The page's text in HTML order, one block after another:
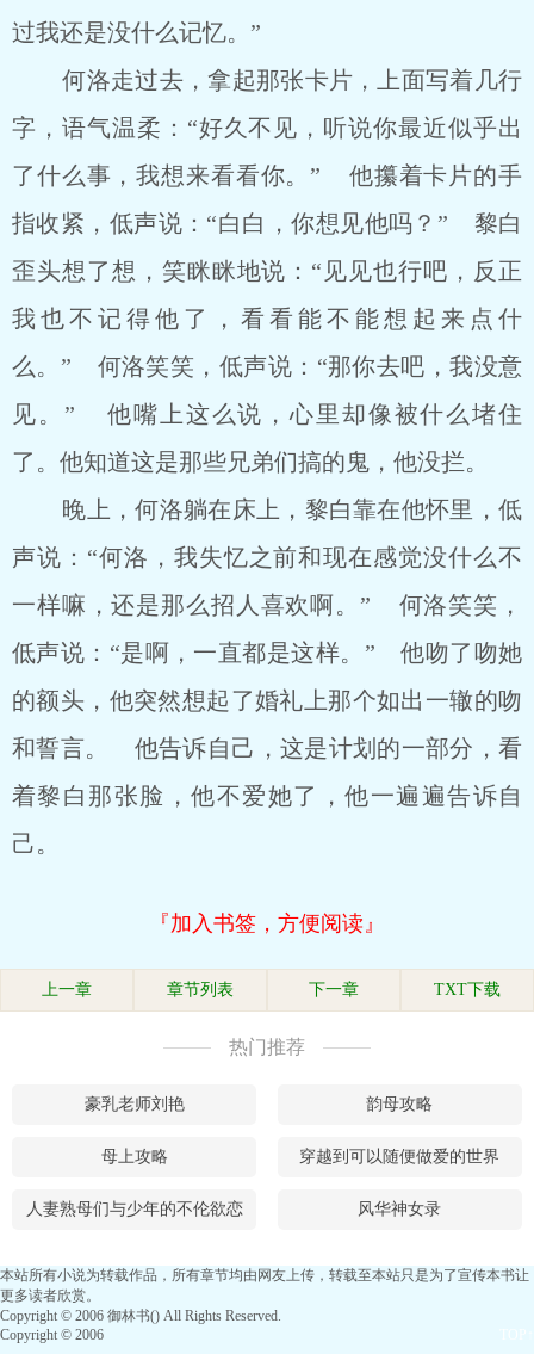
过我还是没什么记忆。”
何洛走过去，拿起那张卡片，上面写着几行
字，语气温柔：“好久不见，听说你最近似乎出
了什么事，我想来看看你。” 他攥着卡片的手
指收紧，低声说：“白白，你想见他吗？” 黎白
歪头想了想，笑眯眯地说：“见见也行吧，反正
我也不记得他了，看看能不能想起来点什
么。” 何洛笑笑，低声说：“那你去吧，我没意
见。” 他嘴上这么说，心里却像被什么堵住
了。他知道这是那些兄弟们搞的鬼，他没拦。
晚上，何洛躺在床上，黎白靠在他怀里，低
声说：“何洛，我失忆之前和现在感觉没什么不
一样嘛，还是那么招人喜欢啊。” 何洛笑笑，
低声说：“是啊，一直都是这样。” 他吻了吻她
的额头，他突然想起了婚礼上那个如出一辙的吻
和誓言。 他告诉自己，这是计划的一部分，看
着黎白那张脸，他不爱她了，他一遍遍告诉自
己。
『加入书签，方便阅读』
上一章 章节列表 下一章 TXT下载
热门推荐
豪乳老师刘艳 韵母攻略
母上攻略 穿越到可以随便做爱的世界
人妻熟母们与少年的不伦欲恋 风华神女录
本站所有小说为转载作品，所有章节均由网友上传，转载至本站只是为了宣传本书让
更多读者欣赏。
Copyright © 2006 御林书() All Rights Reserved.
Copyright © 2006